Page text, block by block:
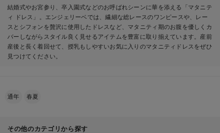
結婚式やお宮参り、卒入園式などのお呼ばれシーンに華を添える「マタニテ
ィ ドレス」。エンジェリーベでは、繊細な総レースのワンピースや、レー
スとシフォンを贅沢に使用したドレスなど、マタニティ期のお腹を優しくカ
バーしながらスタイル良く見せるアイテムを豊富に取り揃えています。産前
産後と長く着回せて、授乳もしやすいお気に入りのマタニティドレスをぜひ
見つけてください。
通年 春夏
その他のカテゴリから探す